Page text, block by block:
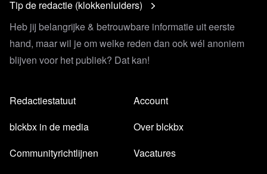
Tip de redactie (klokkenluiders)
Heb jij belangrijke & betrouwbare informatie uit eerste
hand, maar wil je om welke reden dan ook wél anoniem
blijven voor het publiek? Dat kan!
Redactiestatuut
blckbx in de media
Communityrichtlijnen
Account
Over blckbx
Vacatures